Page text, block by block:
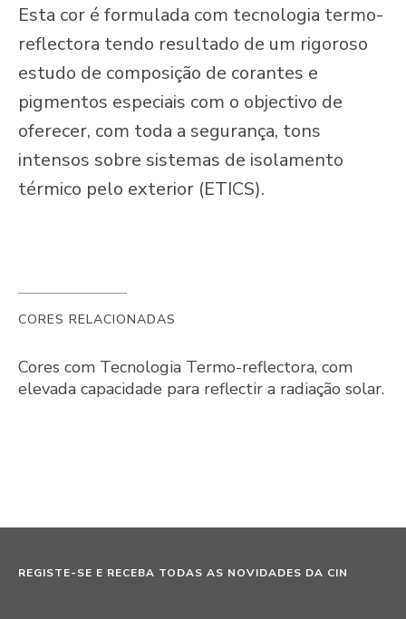
Esta cor é formulada com tecnologia termo-
reflectora tendo resultado de um rigoroso
estudo de composição de corantes e
pigmentos especiais com o objectivo de
oferecer, com toda a segurança, tons
intensos sobre sistemas de isolamento
térmico pelo exterior (ETICS).
CORES RELACIONADAS
Cores com Tecnologia Termo-reflectora, com
elevada capacidade para reflectir a radiação solar.
REGISTE-SE E RECEBA TODAS AS NOVIDADES DA CIN